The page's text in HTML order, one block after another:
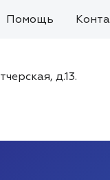
Помощь
д.13.